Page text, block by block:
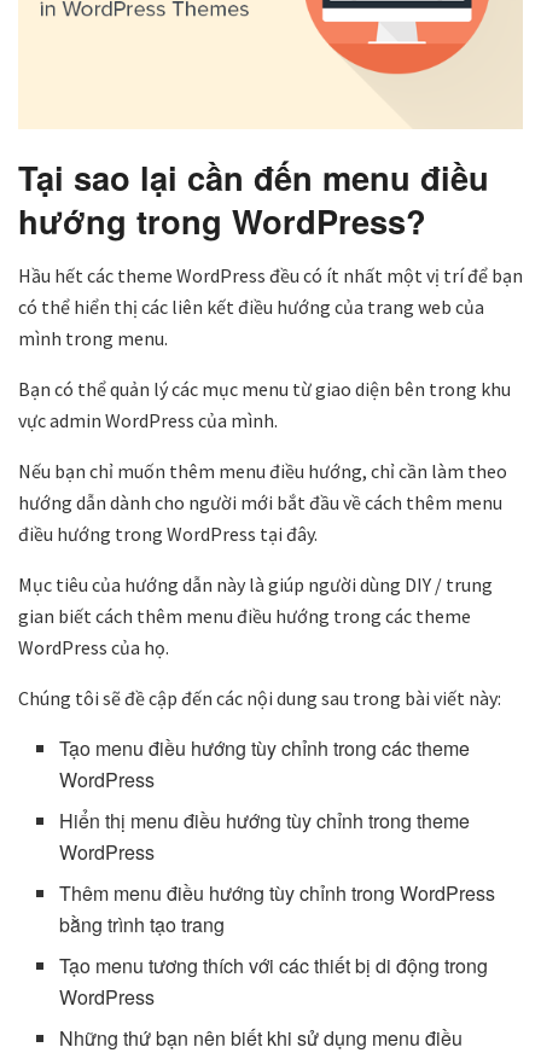
Tại sao lại cần đến menu điều
hướng trong WordPress?
Hầu hết các theme WordPress đều có ít nhất một vị trí để bạn
có thể hiển thị các liên kết điều hướng của trang web của
mình trong menu.
Bạn có thể quản lý các mục menu từ giao diện bên trong khu
vực admin WordPress của mình.
Nếu bạn chỉ muốn thêm menu điều hướng, chỉ cần làm theo
hướng dẫn dành cho người mới bắt đầu về cách thêm menu
điều hướng trong WordPress tại đây.
Mục tiêu của hướng dẫn này là giúp người dùng DIY / trung
gian biết cách thêm menu điều hướng trong các theme
WordPress của họ.
Chúng tôi sẽ đề cập đến các nội dung sau trong bài viết này:
Tạo menu điều hướng tùy chỉnh trong các theme
WordPress
Hiển thị menu điều hướng tùy chỉnh trong theme
WordPress
Thêm menu điều hướng tùy chỉnh trong WordPress
bằng trình tạo trang
Tạo menu tương thích với các thiết bị di động trong
WordPress
Những thứ bạn nên biết khi sử dụng menu điều